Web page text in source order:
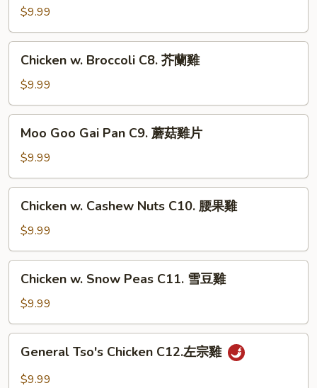
Mixed
Vegetables
C7.
$9.99
Chicken
Broccoli
C8.
芥
Chicken w. Broccoli C8. 芥蘭雞
$9.99
Moo
Goo
Gai
Pan
C9.
片
Moo Goo Gai Pan C9. 蘑菇雞片
$9.99
Chicken
Cashew
Nuts
C10.
Chicken w. Cashew Nuts C10. 腰果雞
$9.99
Chicken
Snow
Peas
C11.
Chicken w. Snow Peas C11. 雪豆雞
$9.99
General
Tso's
Chicken
General Tso's Chicken C12.左宗雞
$9.99